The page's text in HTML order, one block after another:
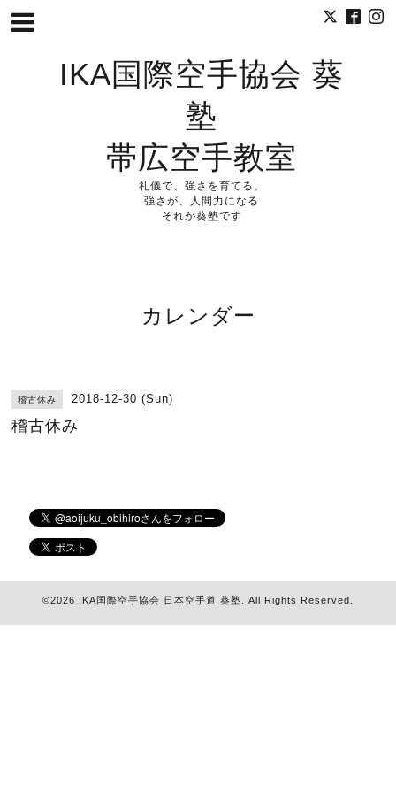
IKA国際空手協会 葵
塾
帯広空手教室
礼儀で、強さを育てる。
強さが、人間力になる
それが葵塾です
カレンダー
稽古休み 2018-12-30 (Sun)
稽古休み
©2026 IKA国際空手協会 日本空手道 葵塾 . All Rights Reserved.